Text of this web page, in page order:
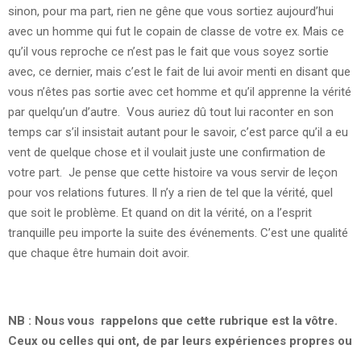
sinon, pour ma part, rien ne gêne que vous sortiez aujourd’hui
avec un homme qui fut le copain de classe de votre ex. Mais ce
qu’il vous reproche ce n’est pas le fait que vous soyez sortie
avec, ce dernier, mais c’est le fait de lui avoir menti en disant que
vous n’êtes pas sortie avec cet homme et qu’il apprenne la vérité
par quelqu’un d’autre. Vous auriez dû tout lui raconter en son
temps car s’il insistait autant pour le savoir, c’est parce qu’il a eu
vent de quelque chose et il voulait juste une confirmation de
votre part. Je pense que cette histoire va vous servir de leçon
pour vos relations futures. Il n’y a rien de tel que la vérité, quel
que soit le problème. Et quand on dit la vérité, on a l’esprit
tranquille peu importe la suite des événements. C’est une qualité
que chaque être humain doit avoir.
NB : Nous vous rappelons que cette rubrique est la vôtre.
Ceux ou celles qui ont, de par leurs expériences propres ou